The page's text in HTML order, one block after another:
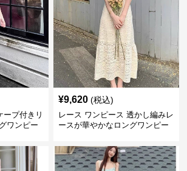
ープ付きリ
ワンピー
¥9,620 (税込)
レース ワンピース 透かし編みレ
ースが華やかなロングワンピー